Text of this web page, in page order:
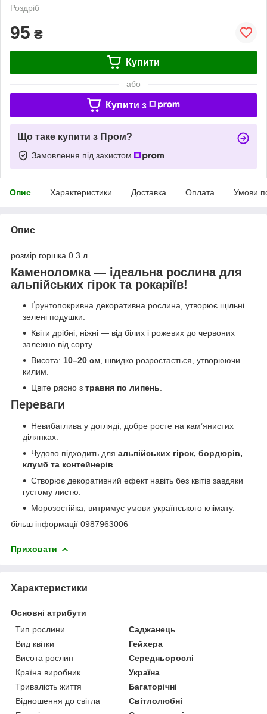
Роздріб
95 ₴
Купити
або
Купити з
Що таке купити з Пром?
Замовлення під захистом
Опис Характеристики Доставка Оплата Умови
Опис
розмір горшка 0.3 л.
Каменоломка — ідеальна рослина для
альпійських гірок та рокаріїв!
Ґрунтопокривна декоративна рослина, утворює щільні
зелені подушки.
Квіти дрібні, ніжні — від білих і рожевих до червоних
залежно від сорту.
Висота: 10–20 см, швидко розростається, утворюючи
килим.
Цвіте рясно з травня по липень.
Переваги
Невибаглива у догляді, добре росте на кам’янистих
ділянках.
Чудово підходить для альпійських гірок, бордюрів,
клумб та контейнерів
Створює декоративний ефект навіть без квітів завдяки
густому листю.
Морозостійка, витримує умови українського клімату.
більш інформації 0987963006
Приховати
Характеристики
Основні атрибути
Тип рослини
Саджанець
Вид квітки
Гейхера
Висота рослин
Середньорослі
Країна виробник
Україна
Тривалість життя
Багаторічні
Відношення до світла
Світлолюбні